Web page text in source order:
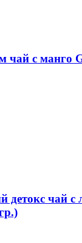
чай с манго
детокс чай с